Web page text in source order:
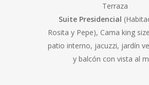
Terraza
Suite Presidencial
Rosita y Pepe), Cama king
patio interno, jacuzzi, jardín
y balcón con vista al